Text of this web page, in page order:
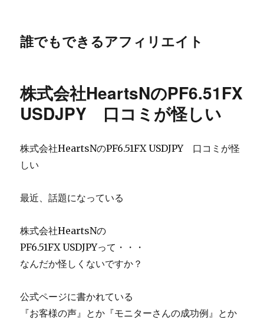
誰でもできるアフィリエイト
株式会社HeartsNのPF6.51FX
USDJPY 口コミが怪しい
株式会社HeartsNのPF6.51FX USDJPY 口コミが怪
しい
最近、話題になっている
株式会社HeartsNの
PF6.51FX USDJPYって・・・
なんだか怪しくないですか？
公式ページに書かれている
『お客様の声』とか『モニターさんの成功例』とか